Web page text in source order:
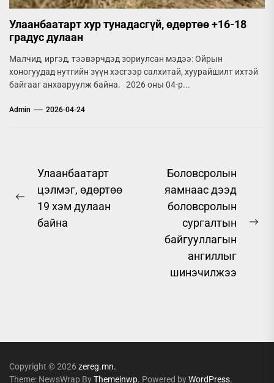
Улаанбаатарт хур тунадасгүй, өдөртөө +16-18
градус дулаан
Малчид, иргэд, тээвэрчдэд зориулсан мэдээ: Ойрын
хоногуудад нутгийн зүүн хэсгээр салхитай, хуурайшилт ихтэй
байгааг анхааруулж байна. 2026 оны 04-р...
Admin 2026-04-24
Post
navigation
Previous
post:
Улаанбаатарт
цэлмэг, өдөртөө
19 хэм дулаан
байна
Боловсролын
яамнаас дээд
боловсролын
сургалтын
байгууллагын
ангиллыг
шинэчилжээ
Copyright © 2026 zereg.mn.
Theme: NewsWrap ByThemeinwp. Powered byWordPress.